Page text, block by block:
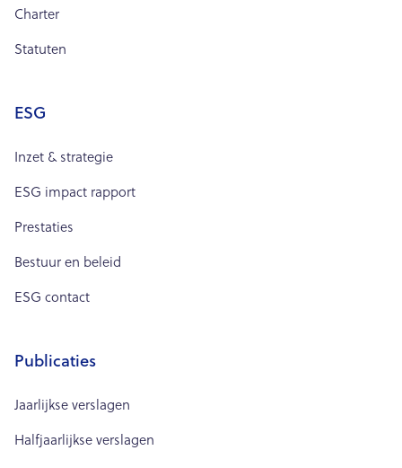
Charter
Statuten
ESG
Inzet & strategie
ESG impact rapport
Prestaties
Bestuur en beleid
ESG contact
Publicaties
Jaarlijkse verslagen
Halfjaarlijkse verslagen